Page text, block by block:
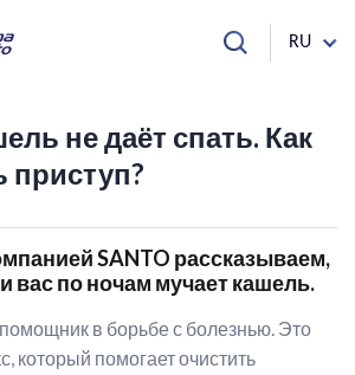
RU
не даёт спать. Как
приступ?
SANTO рассказываем,
вас по ночам мучает кашель.
в борьбе с болезнью. Это
который помогает очистить